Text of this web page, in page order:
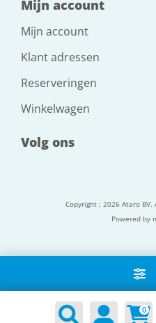
0
Mijn account
Mijn account
Klant adressen
Reserveringen
Winkelwagen
Volg ons
Copyright ; 2026 Ataro
Powered by